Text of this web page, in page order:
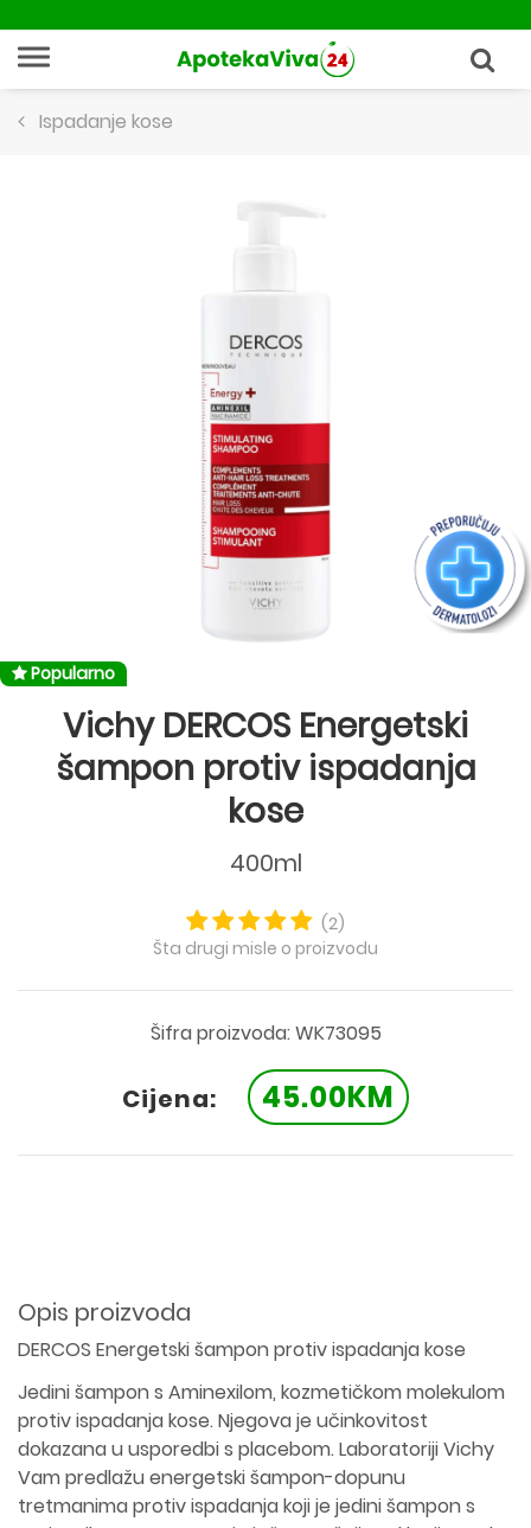
Ispadanje kose
Popularno
Vichy DERCOS Energetski
šampon protiv ispadanja
kose
400ml
(2)
Šta drugi misle o proizvodu
Šifra proizvoda: WK73095
Cijena: 45.00KM
Opis proizvoda
DERCOS Energetski šampon protiv ispadanja kose
Jedini šampon s Aminexilom, kozmetičkom molekulom
protiv ispadanja kose. Njegova je učinkovitost
dokazana u usporedbi s placebom. Laboratoriji Vichy
Vam predlažu energetski šampon-dopunu
tretmanima protiv ispadanja koji je jedini šampon s